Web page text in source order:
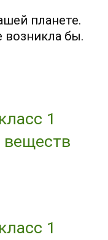
планете.
возникла бы.
1
веществ
1